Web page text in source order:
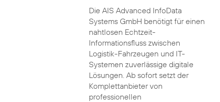
Die AIS Advanced InfoData
Systems GmbH benötigt für einen
nahtlosen Echtzeit-
Informationsfluss zwischen
Logistik-Fahrzeugen und IT-
Systemen zuverlässige digitale
Lösungen. Ab sofort setzt der
Komplettanbieter von
professionellen